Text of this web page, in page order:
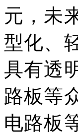
元，未
型化、
具有透
路板等
电路板